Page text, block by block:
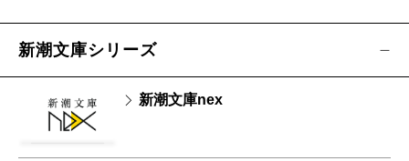
新潮文庫シリーズ
新潮文庫nex